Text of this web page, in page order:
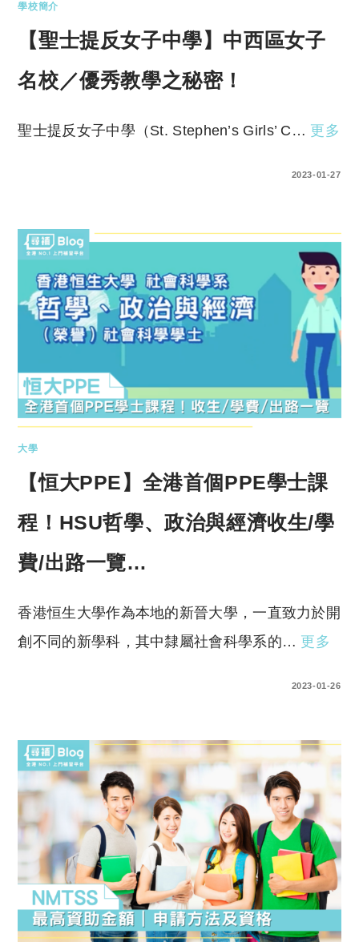
學校簡介
【聖士提反女子中學】中西區女子
名校／優秀教學之秘密！
聖士提反女子中學（St. Stephen’s Girls’ C… 更多
2023-01-27
大學
【恒大PPE】全港首個PPE學士課
程！HSU哲學、政治與經濟收生/學
費/出路一覽…
香港恒生大學作為本地的新晉大學，一直致力於開
創不同的新學科，其中隸屬社會科學系的… 更多
2023-01-26